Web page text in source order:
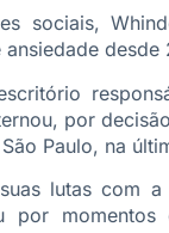
sociais,
desde
por
Paulo, na
lutas com
por